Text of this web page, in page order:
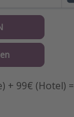
+ 99€ (Hotel) =